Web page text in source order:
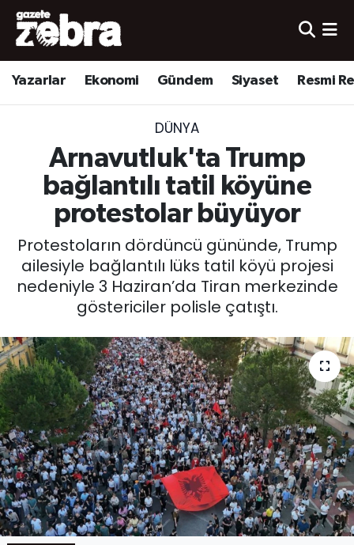
Yazarlar Ekonomi Gündem Siyaset Resmi
DÜNYA
Arnavutluk'ta Trump
bağlantılı tatil köyüne
protestolar büyüyor
Protestoların dördüncü gününde, Trump
ailesiyle bağlantılı lüks tatil köyü projesi
nedeniyle 3 Haziran’da Tiran merkezinde
göstericiler polisle çatıştı.
Yazarlar
Ekonomi
Yerel
Spor
Nöbetçi Eczaneler
Hava Durumu
Süper Lig Puan Durumu ve Fikstür
Tüm Manşetler
Son Dakika Haberleri
Haber Arşivi